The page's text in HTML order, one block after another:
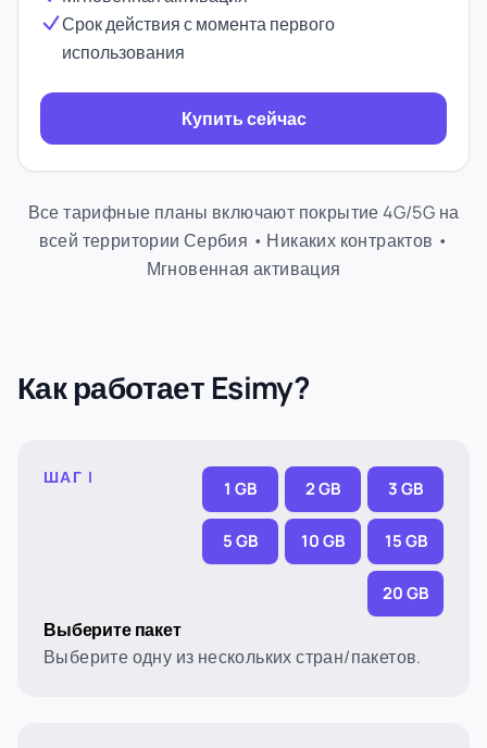
Срок действия с момента первого
использования
Купить сейчас
Все тарифные планы включают покрытие 4G/5G на
всей территории Сербия • Никаких контрактов •
Мгновенная активация
Как работает Esimy?
ШАГ I
1 GB 2 GB 3 GB
5 GB 10 GB 15 GB
20 GB
Выберите пакет
Выберите одну из нескольких стран/пакетов.